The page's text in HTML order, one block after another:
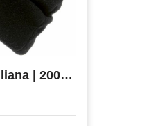
Fleece muts Elliana | 200 g/m²